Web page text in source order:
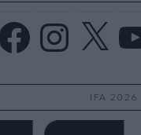
Facebook Instagram
IFA 2026